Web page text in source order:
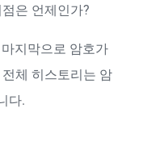
은 언제인가?
지막으로 암호가
체 히스토리는 암
다.